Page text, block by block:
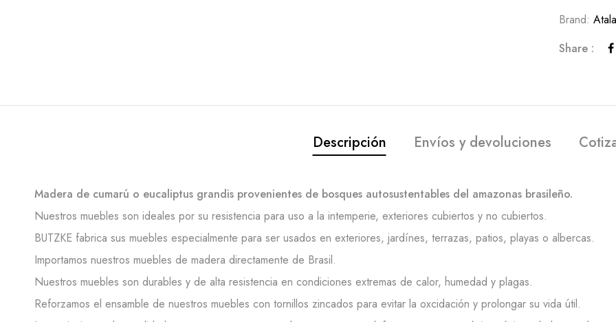
Brand:
Share :
Descripción Envíos y devoluciones
Madera de cumarú o eucaliptus grandis provenientes de bosques autosustentables del amazonas brasileño.
Nuestros muebles son ideales por su resistencia para uso a la intemperie, exteriores cubiertos y no cubiertos.
BUTZKE fabrica sus muebles especialmente para ser usados en exteriores, jardínes, terrazas, patios, playas o albercas.
Importamos nuestros muebles de madera directamente de Brasil.
Nuestros muebles son durables y de alta resistencia en condiciones extremas de calor, humedad y plagas.
Reforzamos el ensamble de nuestros muebles con tornillos zincados para evitar la oxcidación y prolongar su vida útil.